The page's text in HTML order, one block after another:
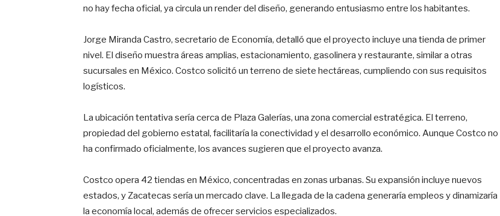
no hay fecha oficial, ya circula un render del diseño, generando entusiasmo entre los habitantes.
Jorge Miranda Castro, secretario de Economía, detalló que el proyecto incluye una tienda de primer
nivel. El diseño muestra áreas amplias, estacionamiento, gasolinera y restaurante, similar a otras
sucursales en México. Costco solicitó un terreno de siete hectáreas, cumpliendo con sus requisitos
logísticos.
La ubicación tentativa sería cerca de Plaza Galerías, una zona comercial estratégica. El terreno,
propiedad del gobierno estatal, facilitaría la conectividad y el desarrollo económico. Aunque Costco no
ha confirmado oficialmente, los avances sugieren que el proyecto avanza.
Costco opera 42 tiendas en México, concentradas en zonas urbanas. Su expansión incluye nuevos
estados, y Zacatecas sería un mercado clave. La llegada de la cadena generaría empleos y dinamizaría
la economía local, además de ofrecer servicios especializados.